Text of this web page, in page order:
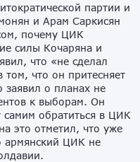
партии и
и Арам Саркисян
почему ЦИК
силы Кочаряна и
что «не сделал
что он притесняет
о планах не
к выборам. Он
обратиться в ЦИК
это отметил, что уже
армянский ЦИК не